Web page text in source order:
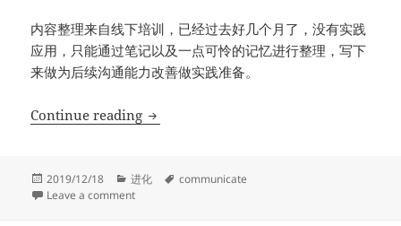
内容整理来自线下培训，已经过去好几个月了，没有实践
应用，只能通过笔记以及一点可怜的记忆进行整理，写下
来做为后续沟通能力改善做实践准备。
Continue reading 沟通：正确的对话
Posted
on
2019/12/18 Categories
进化 Tags
communicate
Leave a commenton 沟通：正确的对话